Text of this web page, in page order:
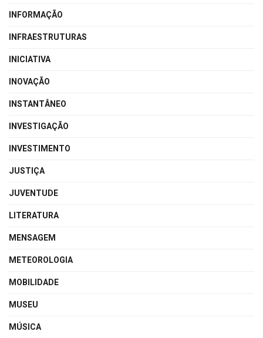
INFORMAÇÃO
INFRAESTRUTURAS
INICIATIVA
INOVAÇÃO
INSTANTÂNEO
INVESTIGAÇÃO
INVESTIMENTO
JUSTIÇA
JUVENTUDE
LITERATURA
MENSAGEM
METEOROLOGIA
MOBILIDADE
MUSEU
MÚSICA